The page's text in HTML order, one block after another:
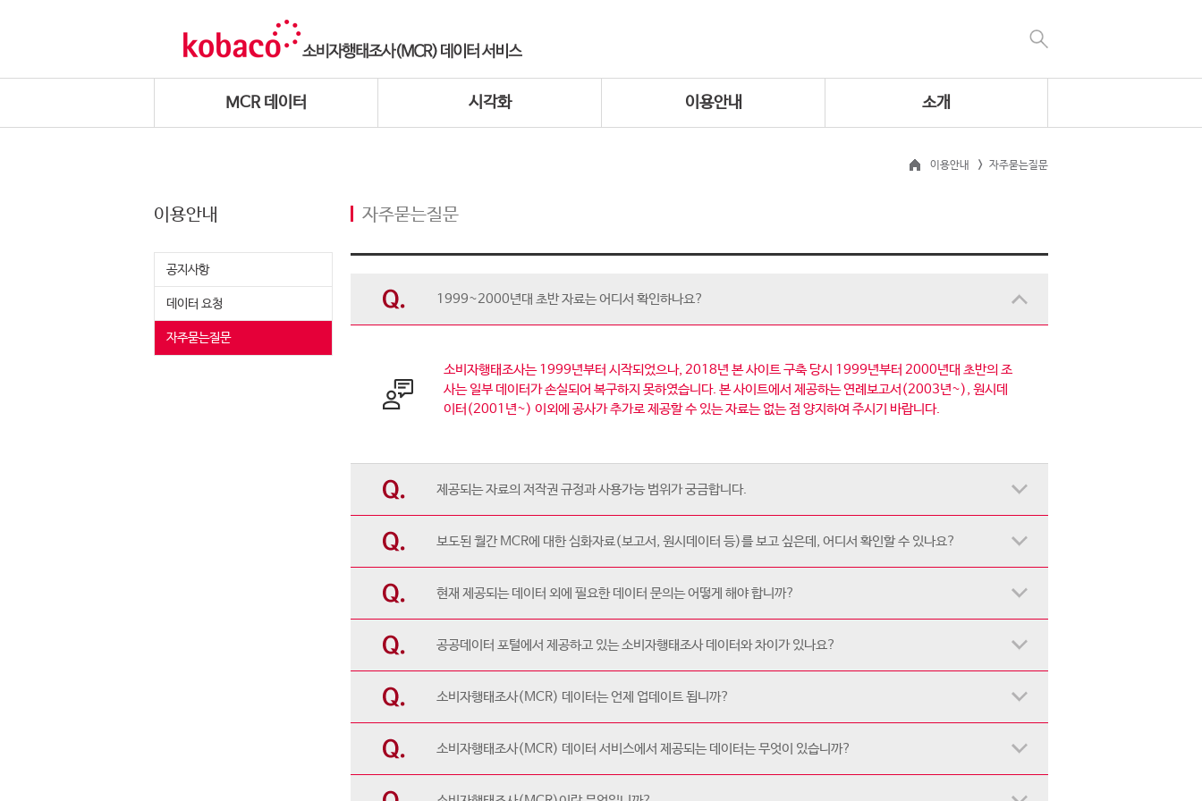
MCR 데이터 시각화 이용안내 소개
이용안내 자주묻는질문
이용안내
공지사항
데이터 요청
자주묻는질문
자주묻는질문
1999~2000년대 초반 자료는 어디서 확인하나요?
소비자행태조사는 1999년부터 시작되었으나, 2018년 본 사이트 구축 당시 1999년부터 2000년대 초반의 조
사는 일부 데이터가 손실되어 복구하지 못하였습니다. 본 사이트에서 제공하는 연례보고서(2003년~), 원시데
이터(2001년~) 이외에 공사가 추가로 제공할 수 있는 자료는 없는 점 양지하여 주시기 바랍니다.
제공되는 자료의 저작권 규정과 사용가능 범위가 궁금합니다.
보도된 월간 MCR에 대한 심화자료(보고서, 원시데이터 등)를 보고 싶은데, 어디서 확인할 수 있나요?
현재 제공되는 데이터 외에 필요한 데이터 문의는 어떻게 해야 합니까?
공공데이터 포털에서 제공하고 있는 소비자행태조사 데이터와 차이가 있나요?
소비자행태조사(MCR) 데이터는 언제 업데이트 됩니까?
소비자행태조사(MCR) 데이터 서비스에서 제공되는 데이터는 무엇이 있습니까?